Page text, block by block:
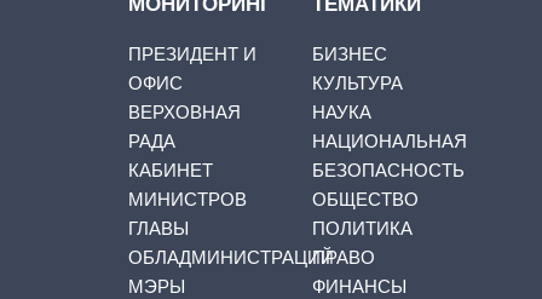
ПРЕЗИДЕНТ И
ОФИС
ВЕРХОВНАЯ
РАДА
КАБИНЕТ
МИНИСТРОВ
ГЛАВЫ
ОБЛАДМИНИСТРАЦИЙ
МЭРЫ
БИЗНЕС
КУЛЬТУРА
НАУКА
НАЦИОНАЛЬНАЯ
БЕЗОПАСНОСТЬ
ОБЩЕСТВО
ПОЛИТИКА
ПРАВО
ФИНАНСЫ